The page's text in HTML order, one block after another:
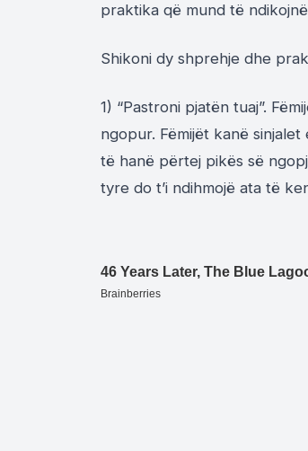
praktika që mund të
Shikoni dy shprehje dhe
1) “Pastroni pjatën tuaj”.
ngopur. Fëmijët kanë
të hanë përtej pikës së
tyre do t’i ndihmojë ata të